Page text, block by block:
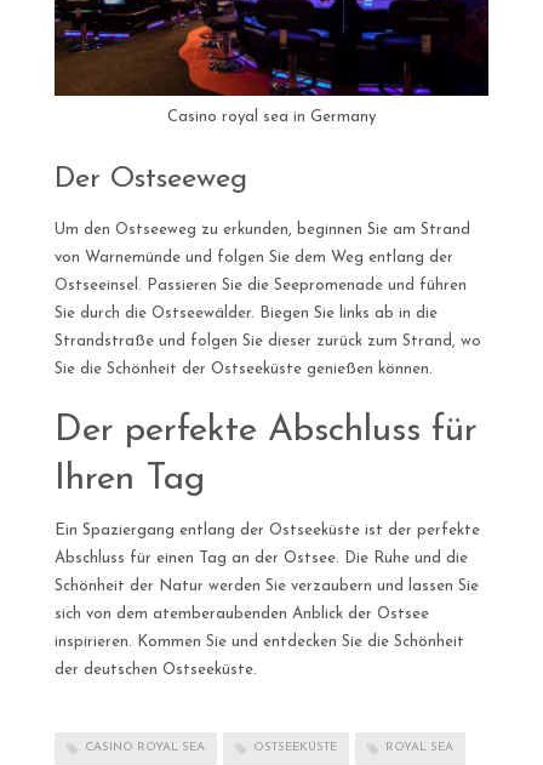
Casino royal sea in Germany
Der Ostseeweg
Um den Ostseeweg zu erkunden, beginnen Sie am Strand
von Warnemünde und folgen Sie dem Weg entlang der
Ostseeinsel. Passieren Sie die Seepromenade und führen
Sie durch die Ostseewälder. Biegen Sie links ab in die
Strandstraße und folgen Sie dieser zurück zum Strand, wo
Sie die Schönheit der Ostseeküste genießen können.
Der perfekte Abschluss für
Ihren Tag
Ein Spaziergang entlang der Ostseeküste ist der perfekte
Abschluss für einen Tag an der Ostsee. Die Ruhe und die
Schönheit der Natur werden Sie verzaubern und lassen Sie
sich von dem atemberaubenden Anblick der Ostsee
inspirieren. Kommen Sie und entdecken Sie die Schönheit
der deutschen Ostseeküste.
CASINO ROYAL SEA OSTSEEKÜSTE ROYAL SEA